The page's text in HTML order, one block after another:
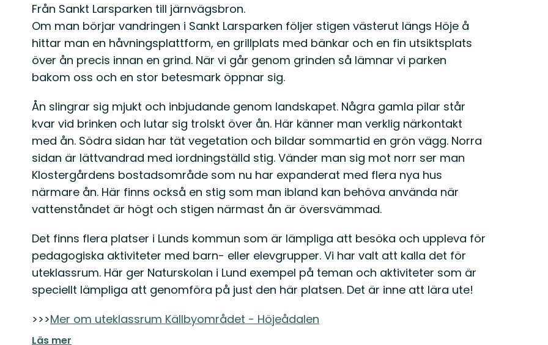
Från Sankt Larsparken till järnvägsbron.
Om man börjar vandringen i Sankt Larsparken följer stigen västerut längs Höje å
hittar man en håvningsplattform, en grillplats med bänkar och en fin utsiktsplats
över ån precis innan en grind. När vi går genom grinden så lämnar vi parken
bakom oss och en stor betesmark öppnar sig.
Ån slingrar sig mjukt och inbjudande genom landskapet. Några gamla pilar står
kvar vid brinken och lutar sig trolskt över ån. Här känner man verklig närkontakt
med ån. Södra sidan har tät vegetation och bildar sommartid en grön vägg. Norra
sidan är lättvandrad med iordningställd stig. Vänder man sig mot norr ser man
Klostergårdens bostadsområde som nu har expanderat med flera nya hus
närmare ån. Här finns också en stig som man ibland kan behöva använda när
vattenståndet är högt och stigen närmast ån är översvämmad.
Det finns flera platser i Lunds kommun som är lämpliga att besöka och uppleva för
pedagogiska aktiviteter med barn- eller elevgrupper. Vi har valt att kalla det för
uteklassrum. Här ger Naturskolan i Lund exempel på teman och aktiviteter som är
speciellt lämpliga att genomföra på just den här platsen. Det är inne att lära ute!
>>>Mer om uteklassrum Källbyområdet - Höjeådalen
Läs mer